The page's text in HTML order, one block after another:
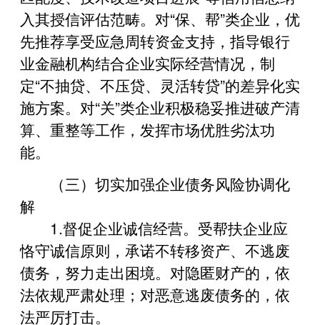
入其授信评估范畴。对“保、帮”类企业，优
先推荐享受应急周转资金支持，指导银行
业金融机构结合企业实际经营情况，制
定“不抽贷、不压贷、灵活转贷”的差异化实
施方案。对“关”类企业积极稳妥推进破产清
算、重整等工作，发挥市场优胜劣汰功
能。
（三）切实加强企业债务风险协调化
解
1.督促企业诚信经营。受帮扶企业应
恪守诚信原则，承诺不转移资产、不逃废
债务，努力走出困境。对隐匿财产的，依
法依规严肃处理；对恶意逃废债务的，依
法严厉打击。